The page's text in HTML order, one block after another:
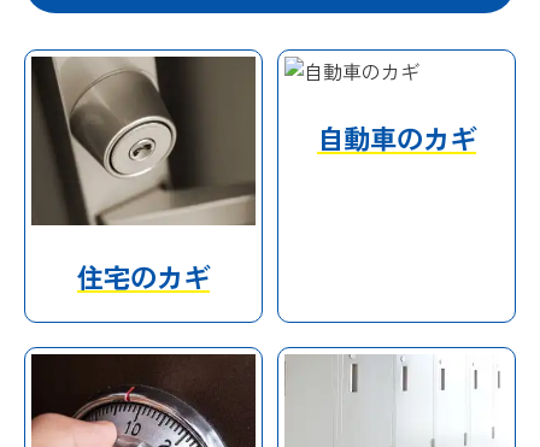
住宅のカギ
自動車のカギ